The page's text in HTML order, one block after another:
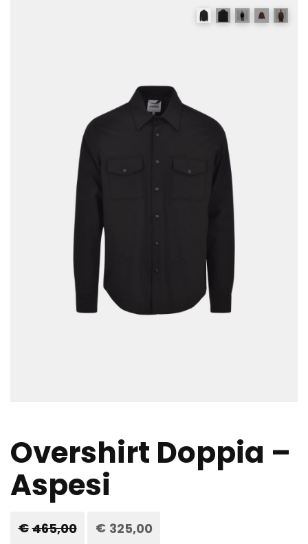
Overshirt Doppia –
Aspesi
€ 465,00 prezzo
€ 325,00